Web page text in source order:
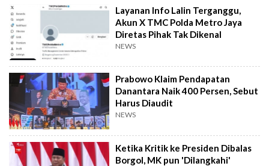
Layanan Info Lalin Terganggu,
Akun X TMC Polda Metro Jaya
Diretas Pihak Tak Dikenal
NEWS
Prabowo Klaim Pendapatan
Danantara Naik 400 Persen, Sebut
Harus Diaudit
NEWS
Ketika Kritik ke Presiden Dibalas
Borgol, MK pun 'Dilangkahi'